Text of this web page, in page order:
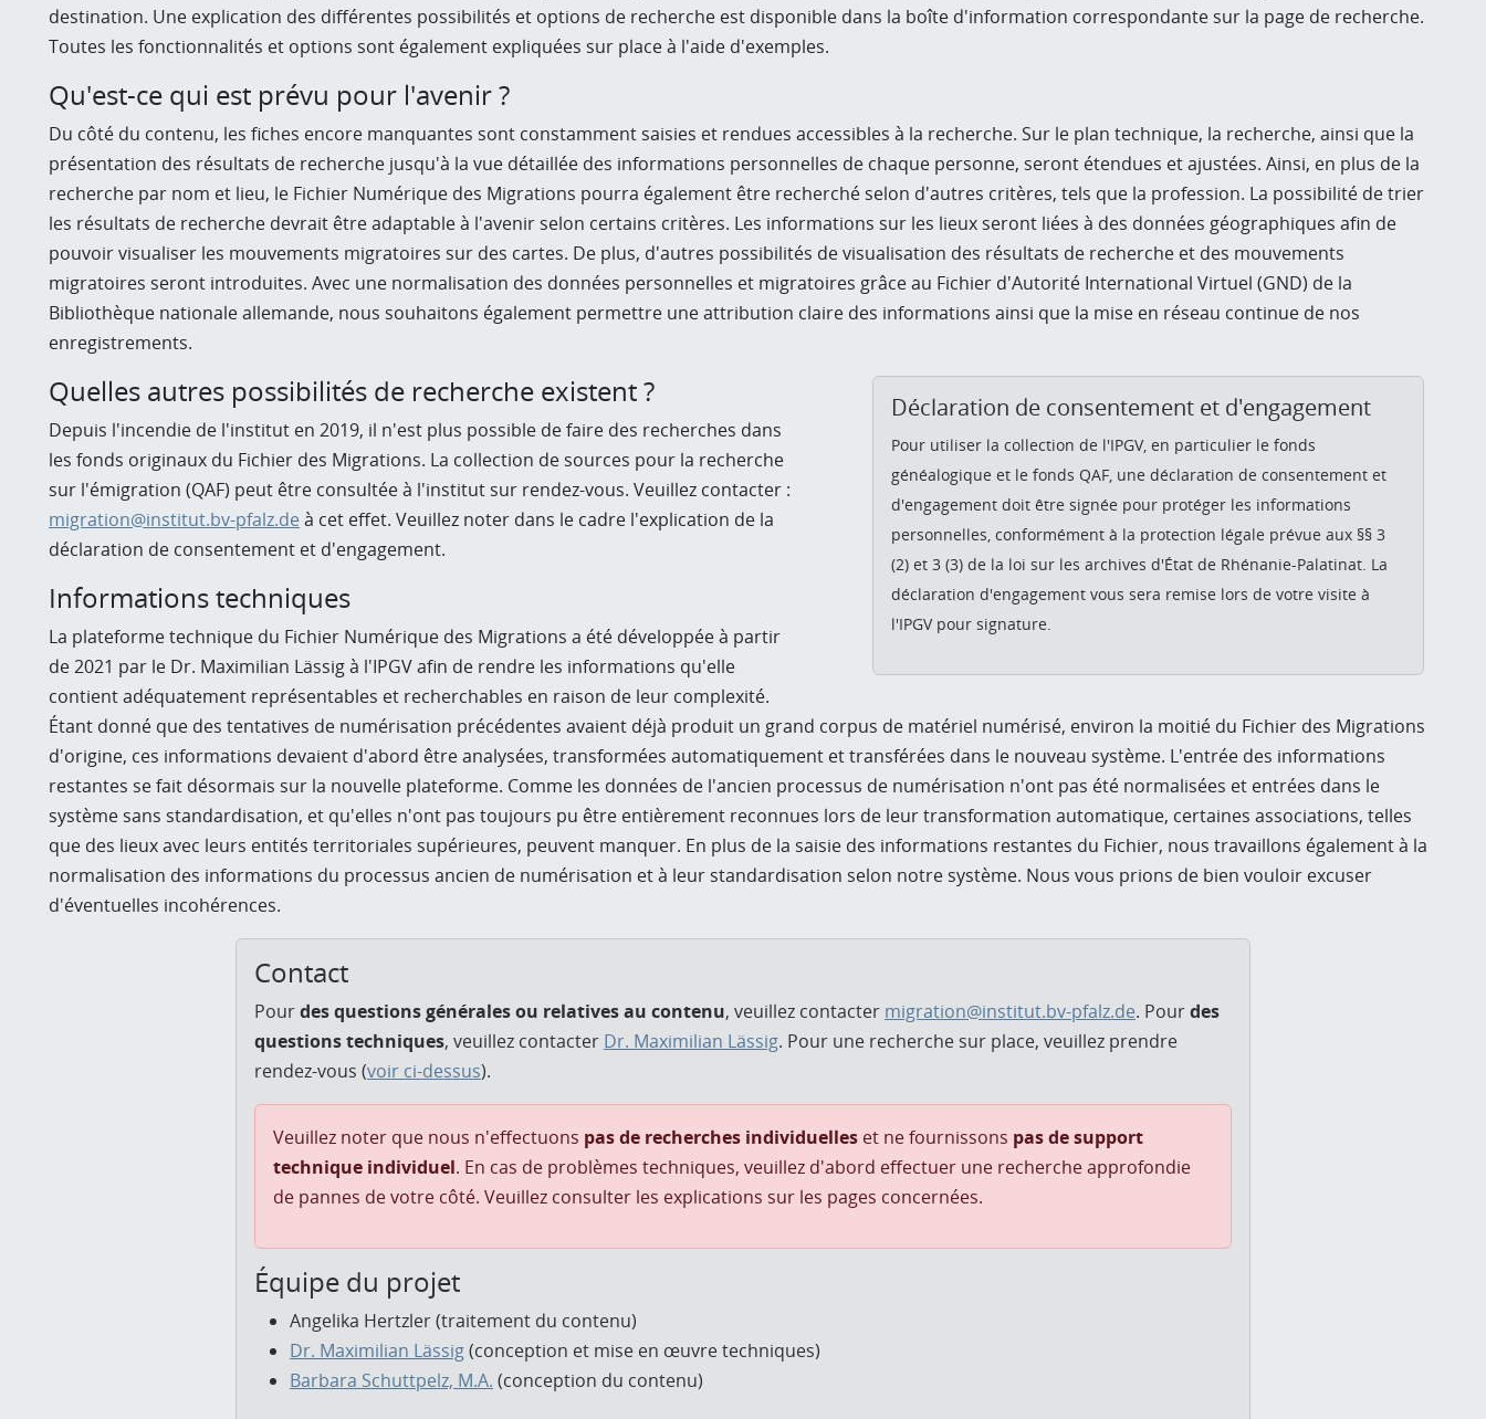
destination. Une explication des différentes possibilités et options de recherche est disponible dans la boîte d'information correspondante sur la page de recherche.
Toutes les fonctionnalités et options sont également expliquées sur place à l'aide d'exemples.
Qu'est-ce qui est prévu pour l'avenir ?
Du côté du contenu, les fiches encore manquantes sont constamment saisies et rendues accessibles à la recherche. Sur le plan technique, la recherche, ainsi que la
présentation des résultats de recherche jusqu'à la vue détaillée des informations personnelles de chaque personne, seront étendues et ajustées. Ainsi, en plus de la
recherche par nom et lieu, le Fichier Numérique des Migrations pourra également être recherché selon d'autres critères, tels que la profession. La possibilité de trier
les résultats de recherche devrait être adaptable à l'avenir selon certains critères. Les informations sur les lieux seront liées à des données géographiques afin de
pouvoir visualiser les mouvements migratoires sur des cartes. De plus, d'autres possibilités de visualisation des résultats de recherche et des mouvements
migratoires seront introduites. Avec une normalisation des données personnelles et migratoires grâce au Fichier d'Autorité International Virtuel (GND) de la
Bibliothèque nationale allemande, nous souhaitons également permettre une attribution claire des informations ainsi que la mise en réseau continue de nos
enregistrements.
Déclaration de consentement et d'engagement
Pour utiliser la collection de l'IPGV, en particulier le fonds
généalogique et le fonds QAF, une déclaration de consentement et
d'engagement doit être signée pour protéger les informations
personnelles, conformément à la protection légale prévue aux §§ 3
(2) et 3 (3) de la loi sur les archives d'État de Rhénanie-Palatinat. La
déclaration d'engagement vous sera remise lors de votre visite à
l'IPGV pour signature.
Quelles autres possibilités de recherche existent ?
Depuis l'incendie de l'institut en 2019, il n'est plus possible de faire des recherches dans
les fonds originaux du Fichier des Migrations. La collection de sources pour la recherche
sur l'émigration (QAF) peut être consultée à l'institut sur rendez-vous. Veuillez contacter :
migration@institut.bv-pfalz.de à cet effet. Veuillez noter dans le cadre l'explication de la
déclaration de consentement et d'engagement.
Informations techniques
La plateforme technique du Fichier Numérique des Migrations a été développée à partir
de 2021 par le Dr. Maximilian Lässig à l'IPGV afin de rendre les informations qu'elle
contient adéquatement représentables et recherchables en raison de leur complexité.
Étant donné que des tentatives de numérisation précédentes avaient déjà produit un grand corpus de matériel numérisé, environ la moitié du Fichier des Migrations
d'origine, ces informations devaient d'abord être analysées, transformées automatiquement et transférées dans le nouveau système. L'entrée des informations
restantes se fait désormais sur la nouvelle plateforme. Comme les données de l'ancien processus de numérisation n'ont pas été normalisées et entrées dans le
système sans standardisation, et qu'elles n'ont pas toujours pu être entièrement reconnues lors de leur transformation automatique, certaines associations, telles
que des lieux avec leurs entités territoriales supérieures, peuvent manquer. En plus de la saisie des informations restantes du Fichier, nous travaillons également à la
normalisation des informations du processus ancien de numérisation et à leur standardisation selon notre système. Nous vous prions de bien vouloir excuser
d'éventuelles incohérences.
Contact
Pourdes questions générales ou relatives au contenu, veuillez contacter migration@institut.bv-pfalz.de. Pourdes
questions techniques, veuillez contacter Dr. Maximilian Lässig. Pour une recherche sur place, veuillez prendre
rendez-vous (voir ci-dessus).
Veuillez noter que nous n'effectuons pas de recherches individuelles et ne fournissons pas de support
technique individuel. En cas de problèmes techniques, veuillez d'abord effectuer une recherche approfondie
de pannes de votre côté. Veuillez consulter les explications sur les pages concernées.
Équipe du projet
Angelika Hertzler (traitement du contenu)
Dr. Maximilian Lässig(conception et mise en œuvre techniques)
Barbara Schuttpelz, M.A. (conception du contenu)